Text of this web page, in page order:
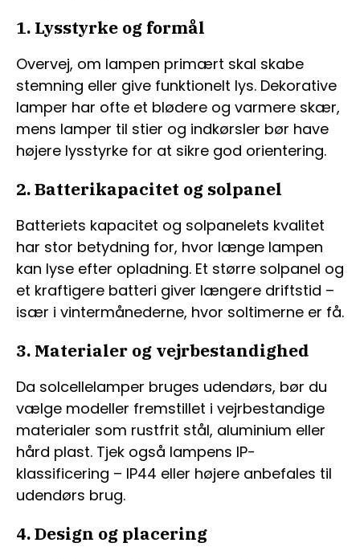
1. Lysstyrke og formål
Overvej, om lampen primært skal skabe
stemning eller give funktionelt lys. Dekorative
lamper har ofte et blødere og varmere skær,
mens lamper til stier og indkørsler bør have
højere lysstyrke for at sikre god orientering.
2. Batterikapacitet og solpanel
Batteriets kapacitet og solpanelets kvalitet
har stor betydning for, hvor længe lampen
kan lyse efter opladning. Et større solpanel og
et kraftigere batteri giver længere driftstid –
især i vintermånederne, hvor soltimerne er få.
3. Materialer og vejrbestandighed
Da solcellelamper bruges udendørs, bør du
vælge modeller fremstillet i vejrbestandige
materialer som rustfrit stål, aluminium eller
hård plast. Tjek også lampens IP-
klassificering – IP44 eller højere anbefales til
udendørs brug.
4. Design og placering